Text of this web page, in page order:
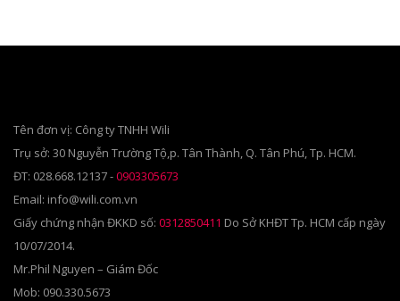
Tên đơn vị: Công ty TNHH Wili
Trụ sở: 30 Nguyễn Trường Tộ,p. Tân Thành, Q. Tân Phú, Tp. HCM.
ĐT: 028.668.12137 -0903305673
Email: info@wili.com.vn
Giấy chứng nhận ĐKKD số: 0312850411 Do Sở KHĐT Tp. HCM cấp ngày
10/07/2014.
Mr.Phil Nguyen – Giám Đốc
Mob: 090.330.5673